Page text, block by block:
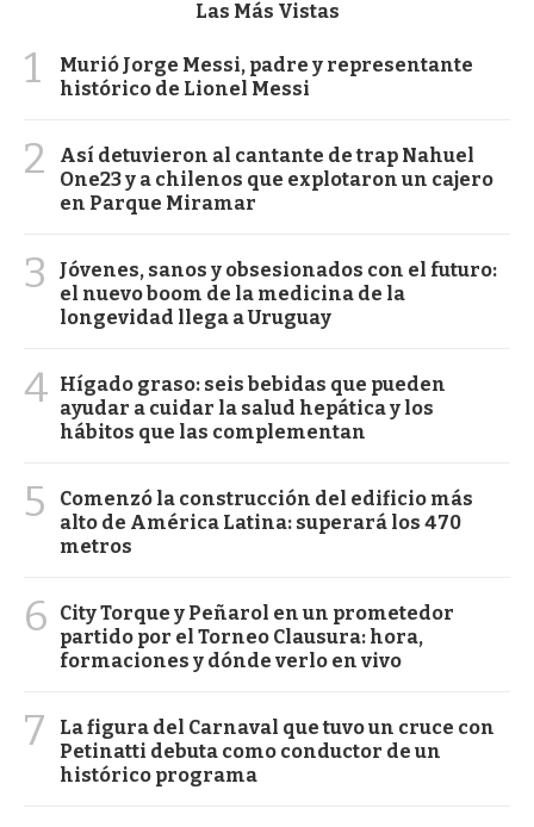
Las Más Vistas
1
Murió Jorge Messi, padre y representante
histórico de Lionel Messi
2
Así detuvieron al cantante de trap Nahuel
One23 y a chilenos que explotaron un cajero
en Parque Miramar
3
Jóvenes, sanos y obsesionados con el futuro:
el nuevo boom de la medicina de la
longevidad llega a Uruguay
4 Hígado graso: seis bebidas que pueden
ayudar a cuidar la salud hepática y los
hábitos que las complementan
5
Comenzó la construcción del edificio más
alto de América Latina: superará los 470
metros
6
City Torque y Peñarol en un prometedor
partido por el Torneo Clausura: hora,
formaciones y dónde verlo en vivo
7
La figura del Carnaval que tuvo un cruce con
Petinatti debuta como conductor de un
histórico programa